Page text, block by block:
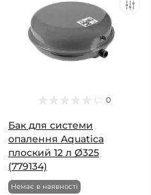
0
Бак для системи
опалення Aquatica
плоский 12 л Ø325
(779134)
Немає в наявності